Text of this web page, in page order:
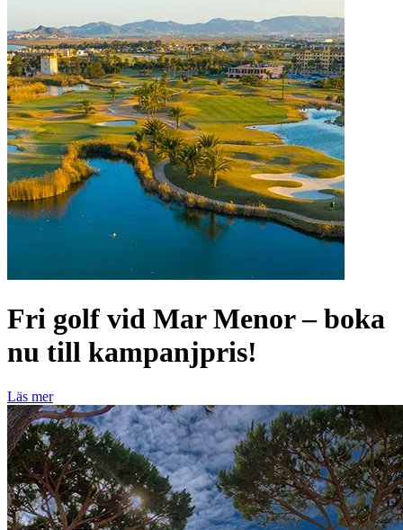
Fri golf vid Mar Menor – boka
nu till kampanjpris!
Läs mer